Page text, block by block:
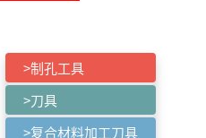
>制孔工具
>刀具
>复合材料加工刀具